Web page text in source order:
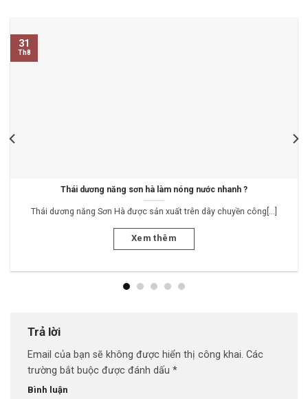
Thái dương năng sơn hà làm nóng nước nhanh ?
Thái dương năng Sơn Hà được sản xuất trên dây chuyền công[...]
Xem thêm
31
Th8
Trả lời
Email của bạn sẽ không được hiển thị công khai. Các
trường bắt buộc được đánh dấu *
Bình luận